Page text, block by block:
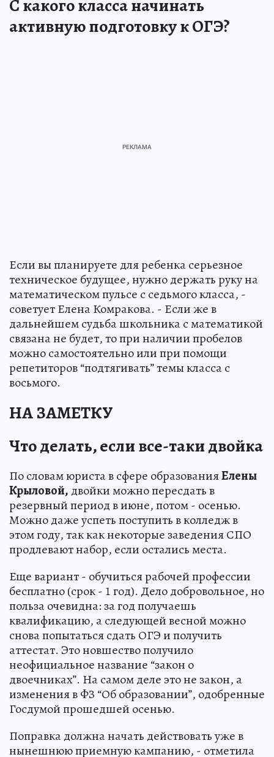
С какого класса начинать
активную подготовку к ОГЭ?
Если вы планируете для ребенка серьезное
техническое будущее, нужно держать руку на
математическом пульсе с седьмого класса, -
советует Елена Комракова. - Если же в
дальнейшем судьба школьника с математикой
связана не будет, то при наличии пробелов
можно самостоятельно или при помощи
репетиторов “подтягивать” темы класса с
восьмого.
НА ЗАМЕТКУ
Что делать, если все-таки двойка
По словам юриста в сфере образованияЕлены
Крыловой, двойки можно пересдать в
резервный период в июне, потом - осенью.
Можно даже успеть поступить в колледж в
этом году, так как некоторые заведения СПО
продлевают набор, если остались места.
Еще вариант - обучиться рабочей профессии
бесплатно (срок - 1 год). Дело добровольное, но
польза очевидна: за год получаешь
квалификацию, а следующей весной можно
снова попытаться сдать ОГЭ и получить
аттестат. Это новшество получило
неофициальное название “закон о
двоечниках”. На самом деле это не закон, а
изменения в ФЗ “Об образовании”, одобренные
Госдумой прошедшей осенью.
Поправка должна начать действовать уже в
нынешнюю приемную кампанию, - отметила